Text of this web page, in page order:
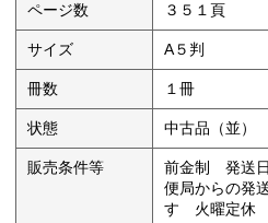
ページ数 ３５１頁
サイズ A５判
冊数 １冊
状態 中古品（並）
販売条件等
前金制 発送
便局からの発
す 火曜定休